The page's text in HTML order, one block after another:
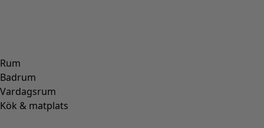
Rum
Badrum
Vardagsrum
Kök & matplats